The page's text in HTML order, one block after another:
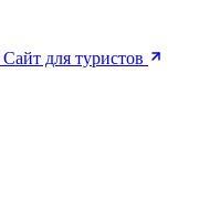
Сайт для туристов